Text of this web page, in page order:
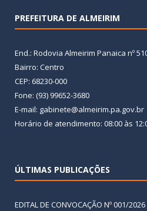
PREFEITURA DE ALMEIRIM
End.: Rodovia Almeirim Panaica nº
Bairro: Centro
CEP: 68230-000
Fone: (93) 99652-3680
E-mail: gabinete@almeirim.pa.gov.br
Horário de atendimento: 08:00 às
ÚLTIMAS PUBLICAÇÕES
EDITAL DE CONVOCAÇÃO Nº 001/